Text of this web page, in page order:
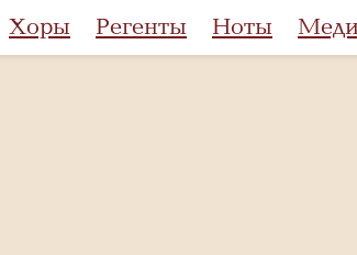
Хоры Регенты Ноты